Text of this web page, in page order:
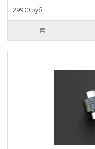
29900 руб.